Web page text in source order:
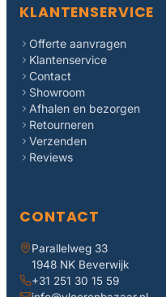
KLANTENSERVICE
Offerte aanvragen
Klantenservice
Contact
Showroom
Afhalen en bezorgen
Retourneren
Verzenden
Reviews
CONTACT
Parallelweg 33
1948 NK Beverwijk
+31 251 30 15 59